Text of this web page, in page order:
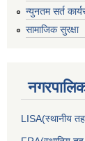
न्युनतम सर्त
सामाजिक सुरक्षा
LISA(स्थानीय